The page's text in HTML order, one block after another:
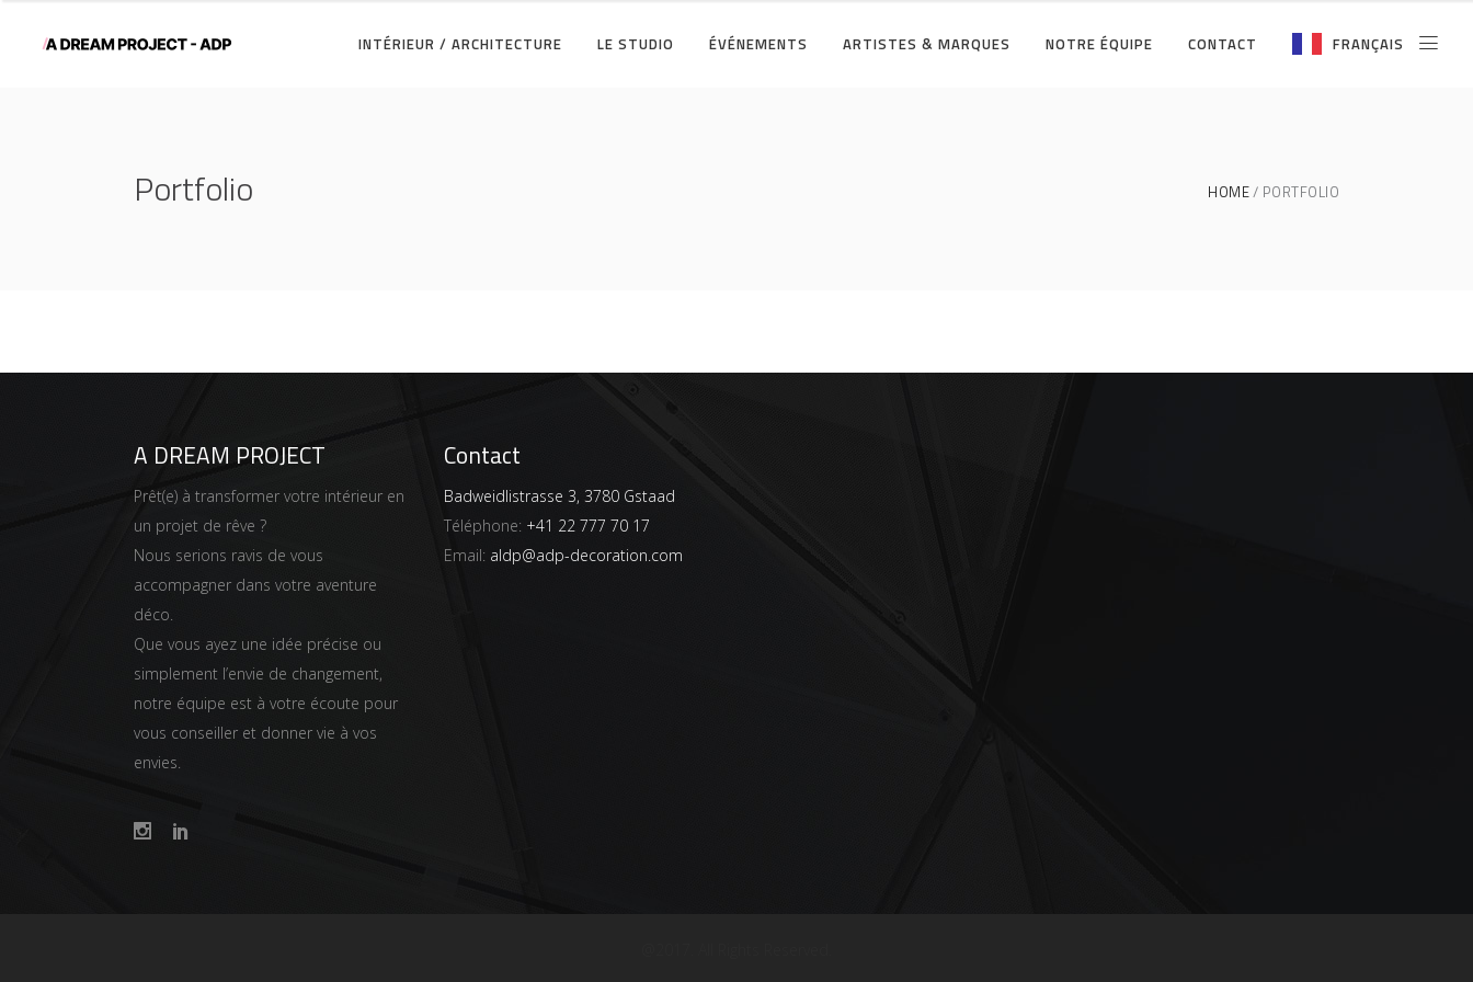
INTÉRIEUR / ARCHITECTURE LE STUDIO ÉVÉNEMENTS ARTISTES & MARQUES NOTRE ÉQUIPE CONTACT FRANÇAIS
Portfolio HOME PORTFOLIO
A DREAM PROJECT
Prêt(e) à transformer votre intérieur en
un projet de rêve ?
Nous serions ravis de vous
accompagner dans votre aventure
déco.
Que vous ayez une idée précise ou
simplement l’envie de changement,
notre équipe est à votre écoute pour
vous conseiller et donner vie à vos
envies.
Contact
Badweidlistrasse 3, 3780 Gstaad
Téléphone: +41 22 777 70 17
Email: aldp@adp-decoration.com